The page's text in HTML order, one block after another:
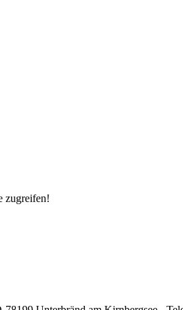
zugreifen!